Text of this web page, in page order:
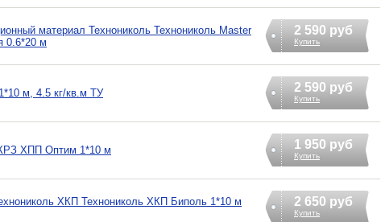
материал Технониколь Технониколь Master
0.6*20 м
2 590 руб
Купить
м, 4.5 кг/кв.м ТУ 2 590 руб
Купить
ХПП Оптим 1*10 м 1 950 руб
Купить
ХКП Технониколь ХКП Биполь 1*10 м
2 650 руб
Купить